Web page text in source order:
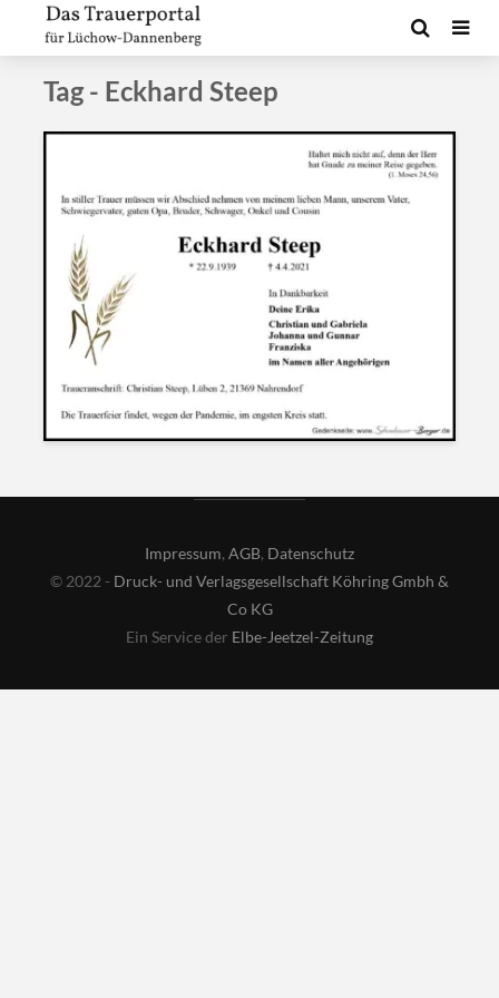
Tag - Eckhard Steep
Impressum, AGB, Datenschutz
© 2022 - Druck- und Verlagsgesellschaft Köhring Gmbh &
Co KG
Ein Service der Elbe-Jeetzel-Zeitung